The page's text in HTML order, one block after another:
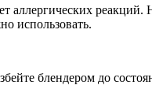
реакций.
использовать.
блендером до